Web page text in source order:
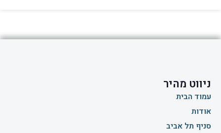
ניווט מהיר
עמוד הבית
אודות
סניף תל אביב